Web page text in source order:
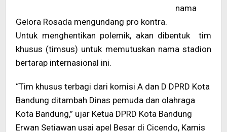
nama
Gelora Rosada mengundang pro kontra.
Untuk menghentikan polemik, akan dibentuk tim
khusus (timsus) untuk memutuskan nama stadion
bertarap internasional ini.
“Tim khusus terbagi dari komisi A dan D DPRD Kota
Bandung ditambah Dinas pemuda dan olahraga
Kota Bandung,” ujar Ketua DPRD Kota Bandung
Erwan Setiawan usai apel Besar di Cicendo, Kamis